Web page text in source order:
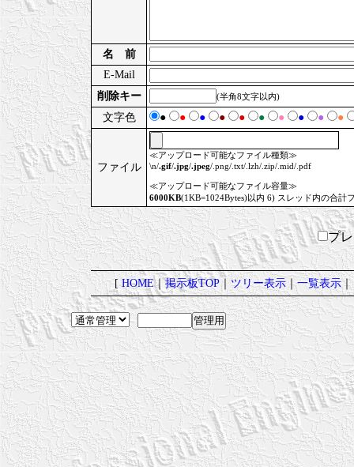
名 前
E-Mail
削除キー
(半角8文字以内)
文字色 ● ● ● ● ● ● ● ● ● ●
ファイル
≪アップロード可能なファイル種類≫
\n/.gif/.jpg/.jpeg/.png/.txt/.lzh/.zip/.mid/.pdf
≪アップロード可能なファイル容量≫
6000KB(1KB=1024Bytes)以内 6) スレッド内の合計
プ
[HOME｜掲示板TOP｜ツリー表示｜一覧表示｜